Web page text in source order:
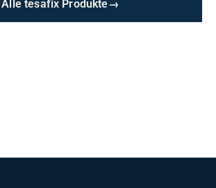
Alle tesafix Produkte→